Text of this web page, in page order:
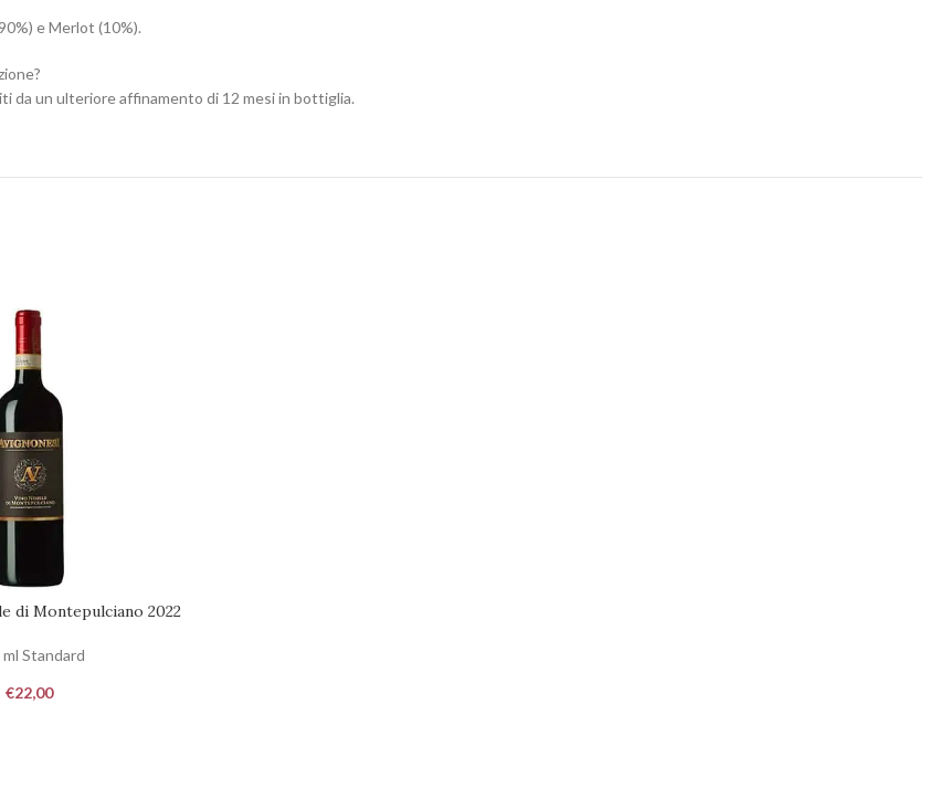
e Merlot (10%).
da un ulteriore affinamento di 12 mesi in bottiglia.
di Montepulciano 2022
ml Standard
€22,00